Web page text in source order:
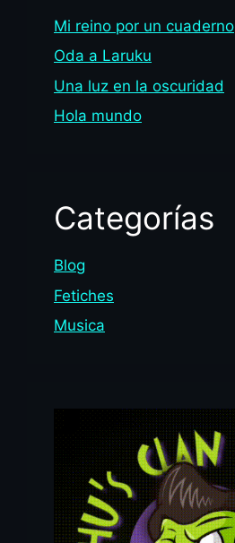
Mi reino por un cuaderno
Oda a Laruku
Una luz en la oscuridad
Hola mundo
Categorías
Blog
Fetiches
Musica